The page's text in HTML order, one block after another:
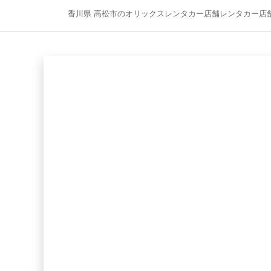
香川県 高松市のオリックスレンタカー店舗レンタカー店